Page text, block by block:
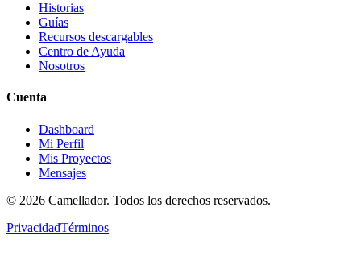
Historias
Guías
Recursos descargables
Centro de Ayuda
Nosotros
Cuenta
Dashboard
Mi Perfil
Mis Proyectos
Mensajes
© 2026 Camellador. Todos los derechos reservados.
PrivacidadTérminos